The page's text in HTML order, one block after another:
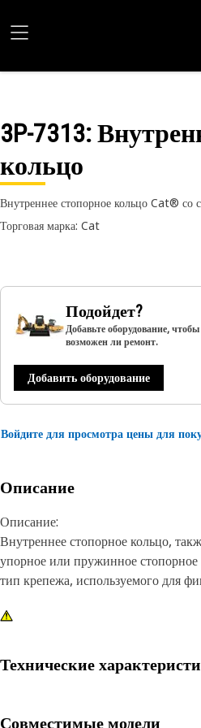
3P-7313:
кольцо
Внутреннее стопорное кольцо Cat®
Торговая марка: Cat
Подойдет?
Добавьте оборудование,
возможен ли ремонт.
Добавить оборудование
Войдите для просмотра цены для
Описание
Описание:
Внутреннее стопорное кольцо,
упорное или пружинное стопорное
тип крепежа, используемого для
компонентов в отверстии или
пружинных стопорных колец,
устанавливаются внутри
удержание компонентов на месте.
предотвращение осевого
Технические
Совместимые модели